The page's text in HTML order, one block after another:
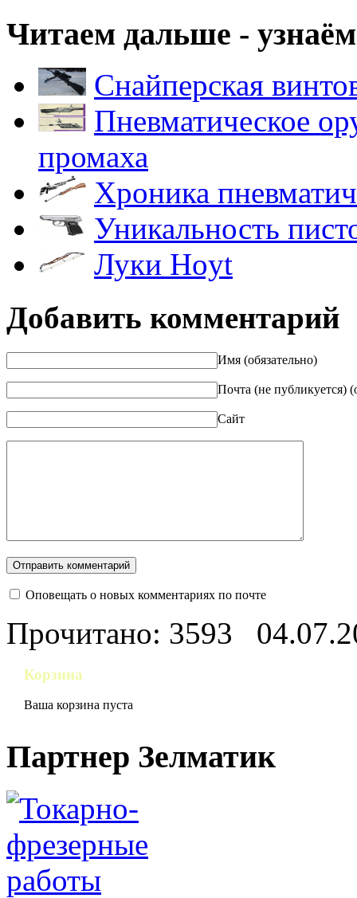
Читаем дальше -
Снайперская
Пневматическое
промаха
Хроника
Уникальность
Луки Hoyt
Добавить комментарий
Имя (обязательно)
Почта (не публикуется)
Сайт
Оповещать о новых комментариях по почте
Прочитано: 3593
Корзина
Ваша корзина пуста
Партнер Зелматик